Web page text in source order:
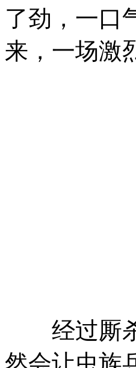
了劲，一口
来，一场激
经过厮杀